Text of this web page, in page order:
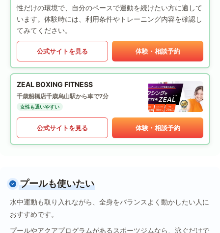
性だけの環境で、自分のペースで運動を続けたい方に適して
います。体験時には、利用条件やトレーニング内容を確認し
てみてください。
公式サイトを見る 体験・相談予約
ZEAL BOXING FITNESS
千歳船橋店千歳烏山駅から車で7分
女性も通いやすい
公式サイトを見る 体験・相談予約
プールも使いたい
水中運動も取り入れながら、全身をバランスよく動かしたい人に
おすすめです。
プールやアクアプログラムがあるスポーツジムなら、泳ぐだけで